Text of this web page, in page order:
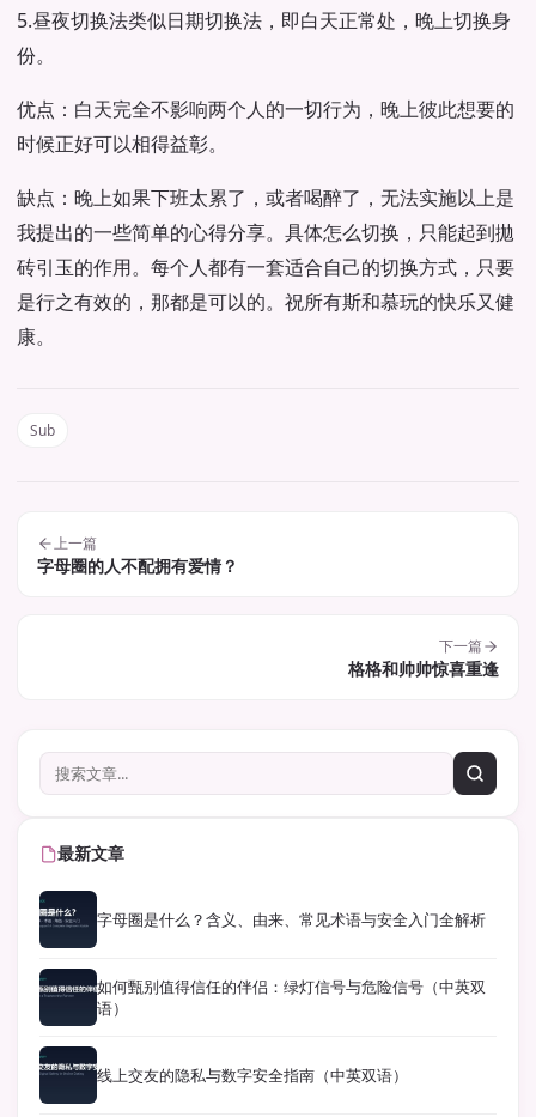
5.昼夜切换法类似日期切换法，即白天正常处，晚上切换身
份。
优点：白天完全不影响两个人的一切行为，晚上彼此想要的
时候正好可以相得益彰。
缺点：晚上如果下班太累了，或者喝醉了，无法实施以上是
我提出的一些简单的心得分享。具体怎么切换，只能起到拋
砖引玉的作用。每个人都有一套适合自己的切换方式，只要
是行之有效的，那都是可以的。祝所有斯和慕玩的快乐又健
康。
Sub
上一篇
字母圈的人不配拥有爱情？
下一篇
格格和帅帅惊喜重逢
最新文章
字母圈是什么？含义、由来、常见术语与安全入门全解析
如何甄别值得信任的伴侣：绿灯信号与危险信号（中英双
语）
线上交友的隐私与数字安全指南（中英双语）